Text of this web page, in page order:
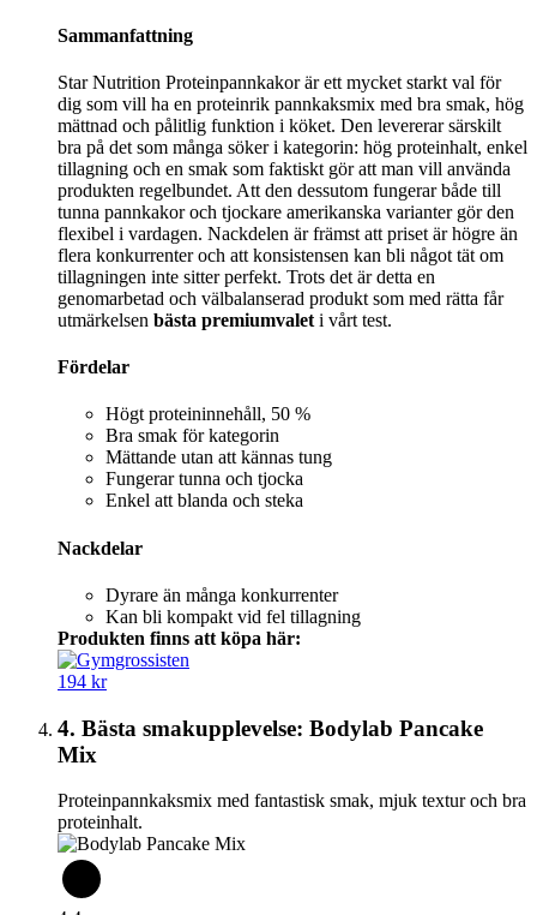
Sammanfattning
Star Nutrition Proteinpannkakor är ett mycket starkt val för
dig som vill ha en proteinrik pannkaksmix med bra smak, hög
mättnad och pålitlig funktion i köket. Den levererar särskilt
bra på det som många söker i kategorin: hög proteinhalt, enkel
tillagning och en smak som faktiskt gör att man vill använda
produkten regelbundet. Att den dessutom fungerar både till
tunna pannkakor och tjockare amerikanska varianter gör den
flexibel i vardagen. Nackdelen är främst att priset är högre än
flera konkurrenter och att konsistensen kan bli något tät om
tillagningen inte sitter perfekt. Trots det är detta en
genomarbetad och välbalanserad produkt som med rätta får
utmärkelsen bästa premiumvalet i vårt test.
Fördelar
Högt proteininnehåll, 50 %
Bra smak för kategorin
Mättande utan att kännas tung
Fungerar tunna och tjocka
Enkel att blanda och steka
Nackdelar
Dyrare än många konkurrenter
Kan bli kompakt vid fel tillagning
Produkten finns att köpa här:
194 kr
4. Bästa smakupplevelse: Bodylab Pancake
Mix
Proteinpannkaksmix med fantastisk smak, mjuk textur och bra
proteinhalt.